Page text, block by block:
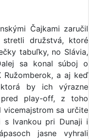
Čajkami zaručil
družstvá, ktoré
tabuľky, no Slávia,
sa konal súboj o
a aj keď
by ich výrazne
play-off, z toho
sa určite
s Ivankou pri Dunaji i
jasne vyhrali